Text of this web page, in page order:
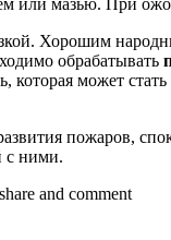
или мазью. При
Хорошим
обрабатывать
может
пожаров,
с ними.